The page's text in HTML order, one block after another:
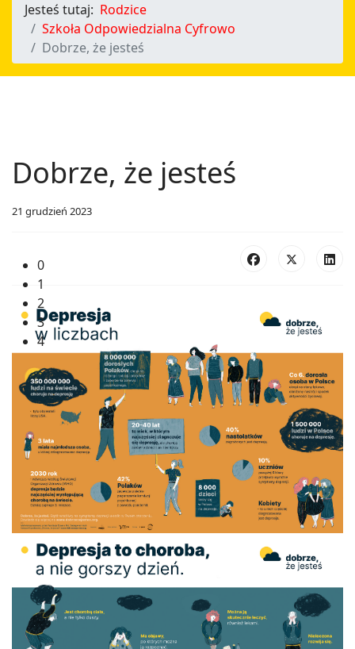
0
1
2
3
4
Jesteś tutaj: Rodzice
Szkoła Odpowiedzialna Cyfrowo
Dobrze, że jesteś
Dobrze, że jesteś
21 grudzień 2023